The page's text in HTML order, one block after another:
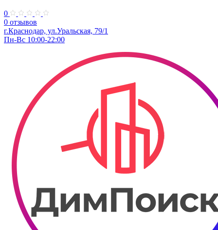
0
0 отзывов
г.Краснодар, ​ул.Уральская, 79/1
Пн-Вс 10:00-22:00